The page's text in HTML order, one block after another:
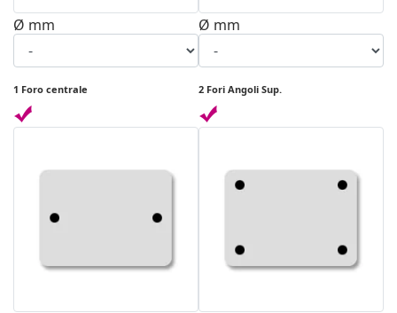
Ø mm
1 Foro centrale
Ø mm
2 Fori Angoli Sup.